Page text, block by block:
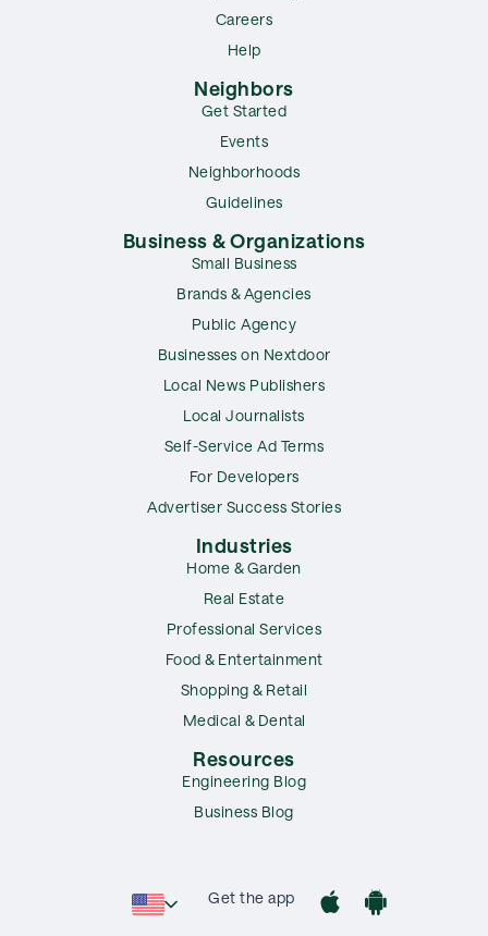
Careers
Help
Neighbors
Get Started
Events
Neighborhoods
Guidelines
Business & Organizations
Small Business
Brands & Agencies
Public Agency
Businesses on Nextdoor
Local News Publishers
Local Journalists
Self-Service Ad Terms
For Developers
Advertiser Success Stories
Industries
Home & Garden
Real Estate
Professional Services
Food & Entertainment
Shopping & Retail
Medical & Dental
Resources
Engineering Blog
Business Blog
Get the app